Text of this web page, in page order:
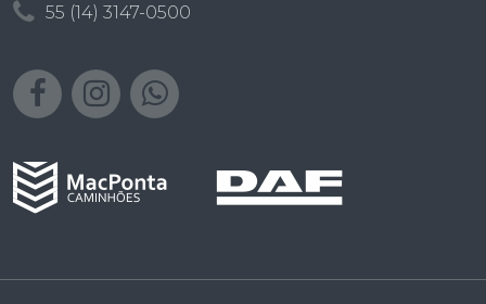
55 (14) 3147-0500